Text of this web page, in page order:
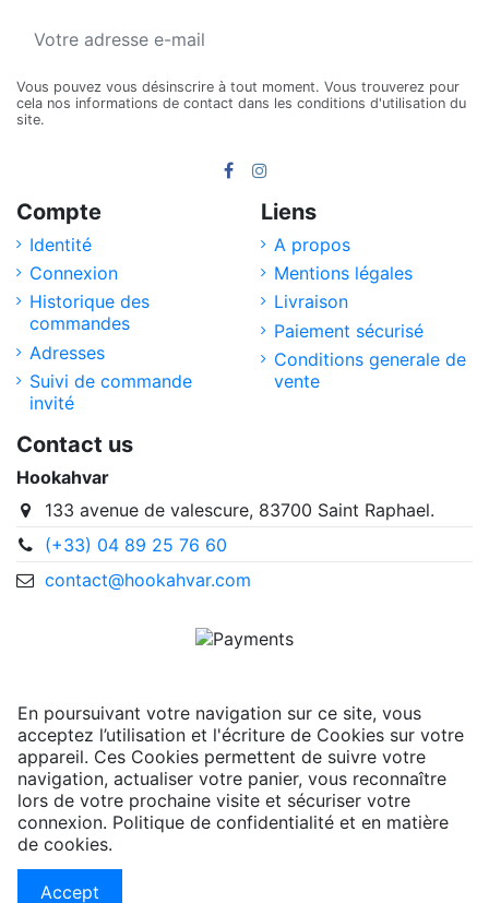
Vous pouvez vous désinscrire à tout moment. Vous trouverez pour
cela nos informations de contact dans les conditions d'utilisation du
site.
Compte
Identité
Connexion
Historique des
commandes
Adresses
Suivi de commande
invité
Liens
A propos
Mentions légales
Livraison
Paiement sécurisé
Conditions generale de
vente
Contact us
Hookahvar
133 avenue de valescure, 83700 Saint Raphael.
(+33) 04 89 25 76 60
contact@hookahvar.com
En poursuivant votre navigation sur ce site, vous
acceptez l’utilisation et l'écriture de Cookies sur votre
appareil. Ces Cookies permettent de suivre votre
navigation, actualiser votre panier, vous reconnaître
lors de votre prochaine visite et sécuriser votre
connexion. Politique de confidentialité et en matière
de cookies.
Accept